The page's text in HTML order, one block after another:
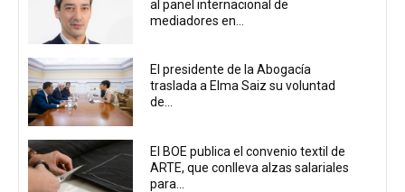
al panel internacional de
mediadores en...
El presidente de la Abogacía
traslada a Elma Saiz su voluntad
de...
El BOE publica el convenio textil de
ARTE, que conlleva alzas salariales
para...